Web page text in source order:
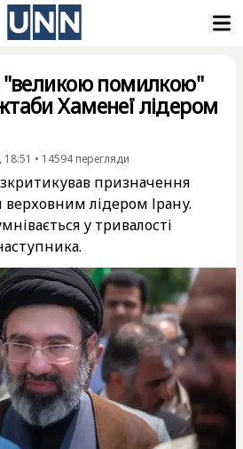
помилкою"
Хаменеї лідером
18:51 • 14594 перегляди
призначення
лідером Ірану.
у тривалості